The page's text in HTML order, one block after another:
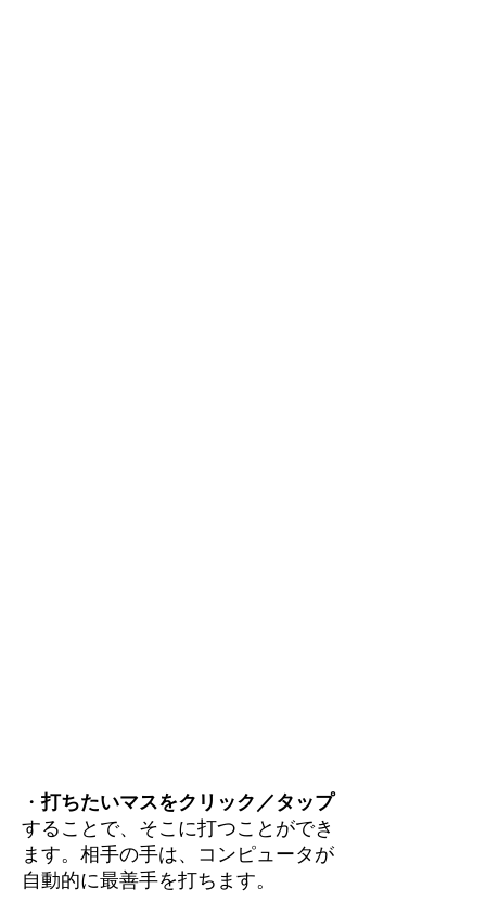
・打ちたいマスをクリック／タップ
することで、そこに打つことができ
ます。相手の手は、コンピュータが
自動的に最善手を打ちます。